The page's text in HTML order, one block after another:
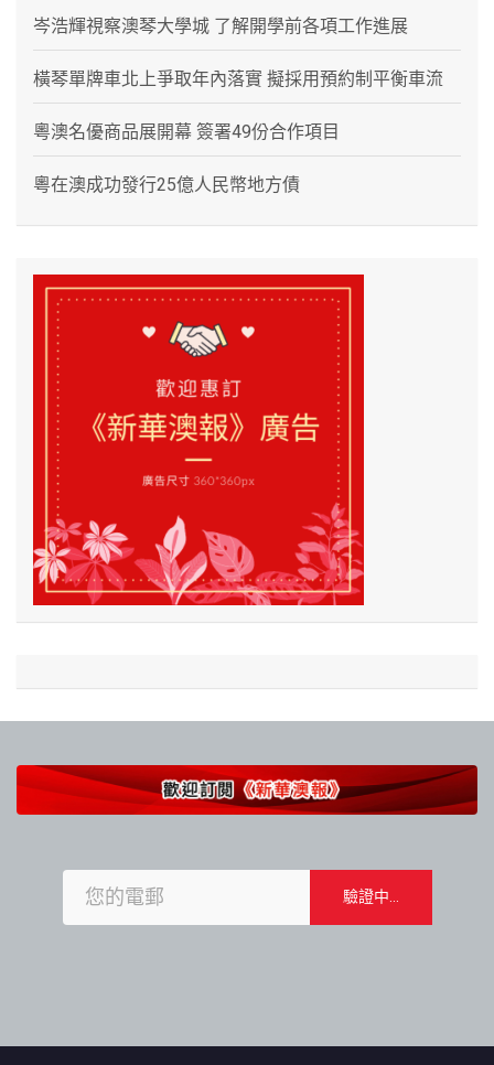
岑浩輝視察澳琴大學城 了解開學前各項工作進展
橫琴單牌車北上爭取年內落實 擬採用預約制平衡車流
粵澳名優商品展開幕 簽署49份合作項目
粵在澳成功發行25億人民幣地方債